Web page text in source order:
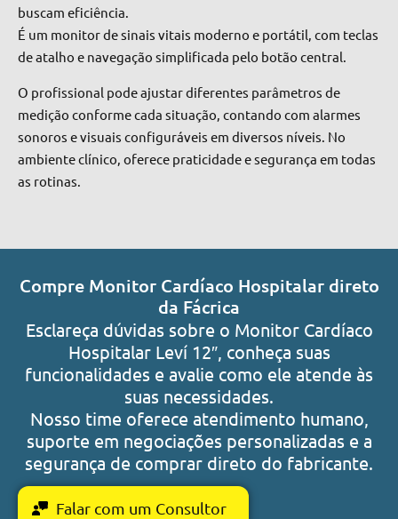
buscam eficiência.
É um monitor de sinais vitais moderno e portátil, com teclas
de atalho e navegação simplificada pelo botão central.
O profissional pode ajustar diferentes parâmetros de
medição conforme cada situação, contando com alarmes
sonoros e visuais configuráveis em diversos níveis. No
ambiente clínico, oferece praticidade e segurança em todas
as rotinas.
Compre Monitor Cardíaco Hospitalar direto
da Fácrica
Esclareça dúvidas sobre o Monitor Cardíaco
Hospitalar Leví 12″, conheça suas
funcionalidades e avalie como ele atende às
suas necessidades.
Nosso time oferece atendimento humano,
suporte em negociações personalizadas e a
segurança de comprar direto do fabricante.
Falar com um Consultor